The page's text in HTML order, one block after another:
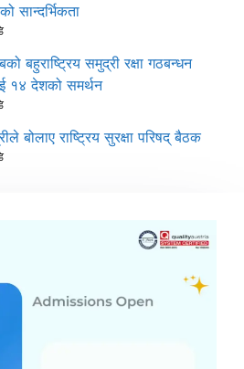
सान्दर्भिकता
बहुराष्ट्रिय समुद्री रक्षा गठबन्धन
१४ देशको समर्थन
बोलाए राष्ट्रिय सुरक्षा परिषद् बैठक